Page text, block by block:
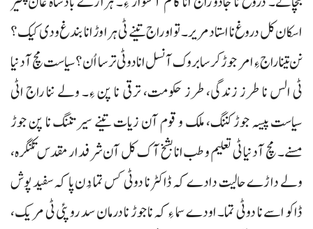
اسکان کل دروغ نا استاد مریر۔ تو او راج تینے ٹی ہرا وڑ انا بندغ ودی کیک؟
نن تینا راج ءِ امر جوڑ کرسا بروک آ نسل انا دوٹی ترسا اُن؟ سیاست مچ آ دنیا
ٹی الس نا طرز زندگی، طرز حکومت، ترقی نا پن ءِ۔ ولے ننا راج اٹی
سیاست پیسہ جوڑ کننگ، ملک و قوم آن زیات تینے سیر تننگ نا پن جوڑ
مسنے۔ مچ آ دنیا ٹی تعلیم و طب انا بشخ آک کل آن شرفدار مقدس تکنگرہ،
ولے داڑے حالیت دادے کہ ڈاکٹر نا دوٹی کس تما دُن پا کہ سفید پوش
ڈاکو اسے نا دوٹی تما۔ اودے سما ءِ کہ ناجوڑ نا درمان سد روپئی ٹی مریک،